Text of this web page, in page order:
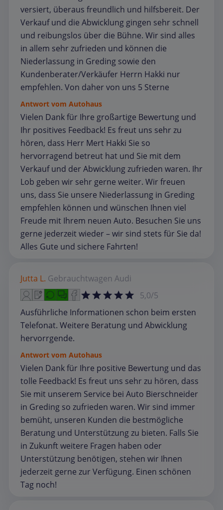
versiert, überaus freundlich und hilfsbereit. Der
Verkauf und die Abwicklung gingen sehr schnell
und reibungslos über die Bühne. Wir sind alles
in allem sehr zufrieden und können die
Niederlassung in Greding sowie den
Kundenberater/Verkäufer Herrn Hakki nur
empfehlen. Von daher von uns 5 Sterne
Antwort vom Autohaus
Vielen Dank für Ihre großartige Bewertung und
Ihr positives Feedback! Es freut uns sehr zu
hören, dass Herr Mert Hakki Sie so
hervorragend betreut hat und Sie mit dem
Verkauf und der Abwicklung zufrieden waren. Ihr
Lob geben wir sehr gerne weiter. Wir freuen
uns, dass Sie unsere Niederlassung in Greding
empfehlen können und wünschen Ihnen viel
Freude mit Ihrem neuen Auto. Besuchen Sie uns
gerne jederzeit wieder – wir sind stets für Sie da!
Alles Gute und sichere Fahrten!
Jutta L. Gebrauchtwagen Audi
5,0/5
Ausführliche Informationen schon beim ersten
Telefonat. Weitere Beratung und Abwicklung
hervorrgende.
Antwort vom Autohaus
Vielen Dank für Ihre positive Bewertung und das
tolle Feedback! Es freut uns sehr zu hören, dass
Sie mit unserem Service bei Auto Bierschneider
in Greding so zufrieden waren. Wir sind immer
bemüht, unseren Kunden die bestmögliche
Beratung und Unterstützung zu bieten. Falls Sie
in Zukunft weitere Fragen haben oder
Unterstützung benötigen, stehen wir Ihnen
jederzeit gerne zur Verfügung. Einen schönen
Tag noch!